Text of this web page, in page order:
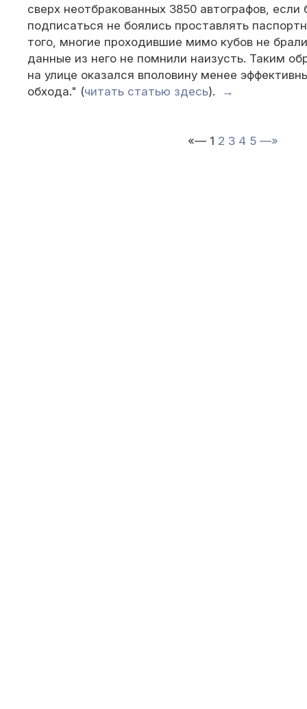
сверх неотбракованных 3850 автографов, если
подписаться не боялись проставлять
того, многие проходившие мимо кубов не
данные из него не помнили наизусть. Таким
на улице оказался вполовину менее
обхода." (читать статью здесь). →
«— 1 2 3 4 5 —»